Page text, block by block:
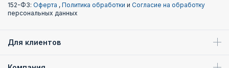
152-ФЗ: Оферта , Политика обработки и Согласие на обработку
персональных данных
Для клиентов